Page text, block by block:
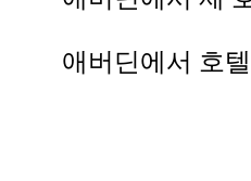
애버딘에서 호